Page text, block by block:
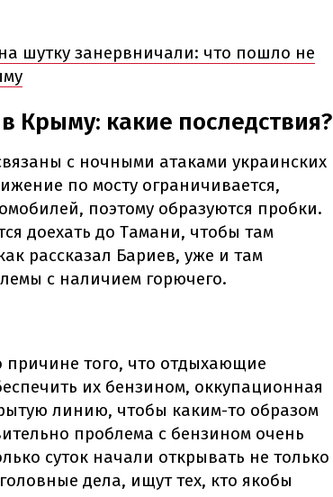
шутку занервничали: что пошло не
Крыму: какие последствия?
с ночными атаками украинских
по мосту ограничивается,
поэтому образуются пробки.
доехать до Тамани, чтобы там
рассказал Бариев, уже и там
с наличием горючего.
причине того, что отдыхающие
их бензином, оккупационная
линию, чтобы каким-то образом
проблема с бензином очень
суток начали открывать не только
дела, ищут тех, кто якобы